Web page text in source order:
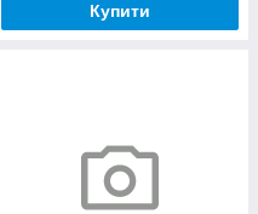
Купити